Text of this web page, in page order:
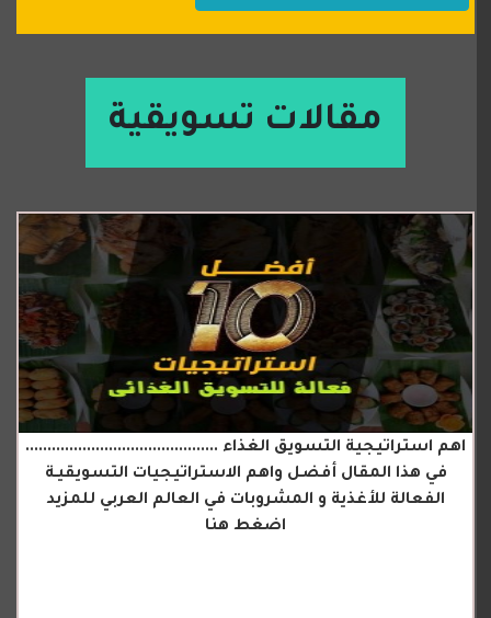
مقالات تسويقية
اهم استراتيجية التسويق الغذاء ............................................
في هذا المقال أفضل واهم الاستراتيجيات التسويقيـة
الفعالة للأغذية و المشروبات في العالم العربي للمزيد
اضغط هنا